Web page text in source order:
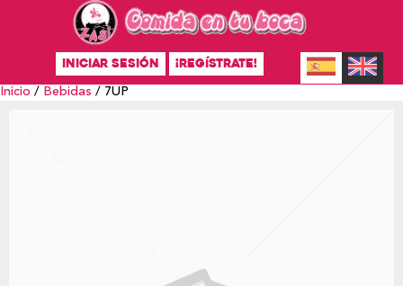
INICIAR SESIÓN ¡REGÍSTRATE!
Inicio / Bebidas / 7UP